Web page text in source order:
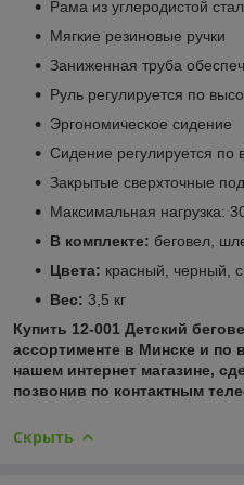
Рама из углеродистой
Мягкие резиновые ручки
Заниженная труба
Руль регулируется по
Эргономическое сидение
Сидение регулируется
Закрытые сверхточные
Максимальная нагрузка:
В комплекте: беговел,
Цвета: красный, черный,
Вес: 3,5 кг
Купить 12-001 Детский
ассортименте в Минске и по
нашем интернет магазине,
позвонив по контактным
Скрыть